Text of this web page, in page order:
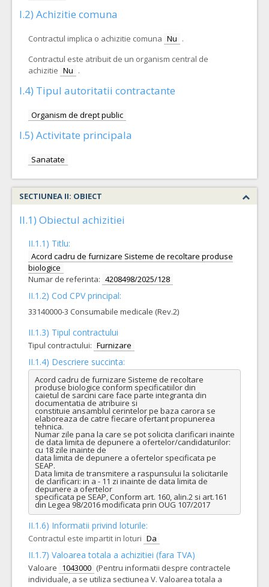
I.2) Achizitie comuna
Contractul implica o achizitie comuna Nu .
Contractul este atribuit de un organism central de
achizitie Nu .
I.4) Tipul autoritatii contractante
Organism de drept public
I.5) Activitate principala
Sanatate
SECTIUNEA II: OBIECT
II.1) Obiectul achizitiei
II.1.1) Titlu:
Acord cadru de furnizare Sisteme de recoltare produse
biologice
Numar de referinta: 4208498/2025/128
II.1.2) Cod CPV principal:
33140000-3 Consumabile medicale (Rev.2)
II.1.3) Tipul contractului
Tipul contractului: Furnizare
II.1.4) Descriere succinta:
Acord cadru de furnizare Sisteme de recoltare
produse biologice conform specificatiilor din
caietul de sarcini care face parte integranta din
documentatia de atribuire si
constituie ansamblul cerintelor pe baza carora se
elaboreaza de catre fiecare ofertant propunerea
tehnica.
Numar zile pana la care se pot solicita clarificari inainte
de data limita de depunere a ofertelor/candidaturilor:
cu 18 zile inainte de
data limita de depunere a ofertelor specificata pe
SEAP.
Data limita de transmitere a raspunsului la solicitarile
de clarificari: in a - 11 zi inainte de data limita de
depunere a ofertelor
specificata pe SEAP, Conform art. 160, alin.2 si art.161
din Legea 98/2016 modificata prin OUG 107/2017
II.1.6) Informatii privind loturile:
Contractul este impartit in loturi Da
II.1.7) Valoarea totala a achizitiei (fara TVA)
Valoare 1043000 (Pentru informatii despre contractele
individuale, a se utiliza sectiunea V. Valoarea totala a